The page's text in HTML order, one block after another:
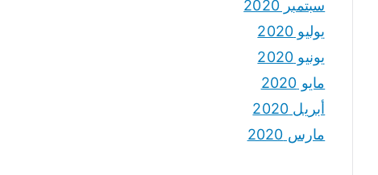
سبتمبر 2020
يوليو 2020
يونيو 2020
مايو 2020
أبريل 2020
مارس 2020